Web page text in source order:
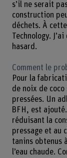
s’il ne serait
construction
déchets. À
Technology.
hasard.
Comment le
Pour la
de noix de
pressées. Un
BFH, est
réduisant la
pressage et au
tanins obtenus
l’eau chaude.